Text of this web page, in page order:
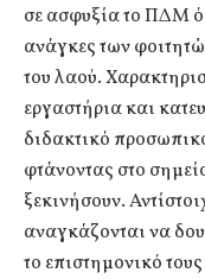
σε ασφυξία το ΠΔΜ
ανάγκες των
του λαού.
εργαστήρια και
διδακτικό
φτάνοντας στο
ξεκινήσουν.
αναγκάζονται να
το επιστημονικό